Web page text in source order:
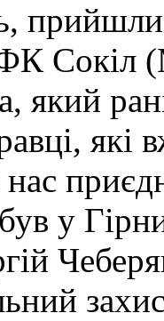
прийшли
Сокіл
у